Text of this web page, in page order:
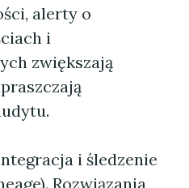
alerty o
i
zwiększają
i śledzenie
Rozwiązania